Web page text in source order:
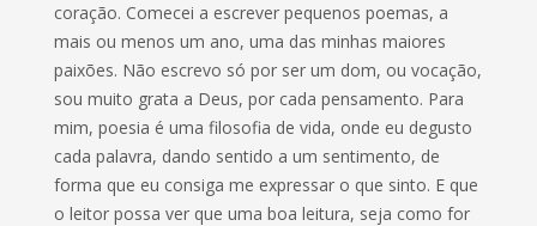
coração. Comecei a escrever pequenos poemas, a
mais ou menos um ano, uma das minhas maiores
paixões. Não escrevo só por ser um dom, ou vocação,
sou muito grata a Deus, por cada pensamento. Para
mim, poesia é uma filosofia de vida, onde eu degusto
cada palavra, dando sentido a um sentimento, de
forma que eu consiga me expressar o que sinto. E que
o leitor possa ver que uma boa leitura, seja como for